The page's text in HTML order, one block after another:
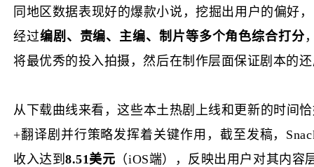
同地区数据表现好的爆款小说，挖掘出用户的偏好，
经过编剧、责编、主编、制片等多个角色综合打分
将最优秀的投入拍摄 ，然后在制作层面保证剧本的
从下载曲线来看，这些本土热剧上线和更新的时间
+翻译剧并行策略发挥着关键作用，截至发稿，
收入达到8.51美元 （iOS端），反映出用户对其内容